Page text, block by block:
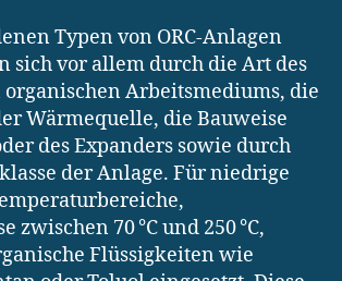
Typen von ORC-Anlagen
sich vor allem durch die Art des
Arbeitsmediums, die
Wärmequelle, die Bauweise
des Expanders sowie durch
der Anlage. Für niedrige
zwischen 70 °C und 250 °C,
Flüssigkeiten wie